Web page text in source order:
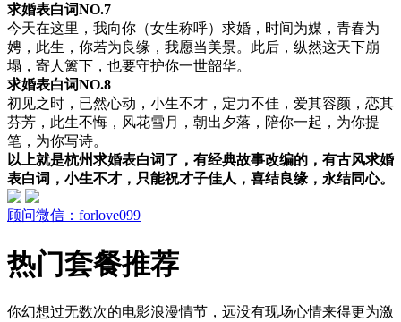
求婚表白词NO.7
今天在这里，我向你（女生称呼）求婚，时间为媒，青春为
娉，此生，你若为良缘，我愿当美景。此后，纵然这天下崩
塌，寄人篱下，也要守护你一世韶华。
求婚表白词NO.8
初见之时，已然心动，小生不才，定力不佳，爱其容颜，恋其
芬芳，此生不悔，风花雪月，朝出夕落，陪你一起，为你提
笔，为你写诗。
以上就是杭州求婚表白词了，有经典故事改编的，有古风求婚
表白词，小生不才，只能祝才子佳人，喜结良缘，永结同心。
顾问微信：forlove099
热门套餐推荐
你幻想过无数次的电影浪漫情节，远没有现场心情来得更为激